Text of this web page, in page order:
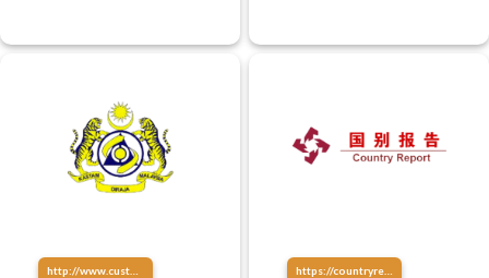
http://www.customs.gov.my/ https://countryreport.mofcom.gov.cn/